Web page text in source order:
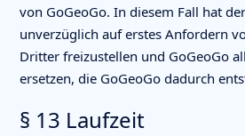
von GoGeoGo. In diesem Fall hat
unverzüglich auf erstes Anfordern
Dritter freizustellen und GoGeoGo
ersetzen, die GoGeoGo dadurch
§ 13 Laufzeit